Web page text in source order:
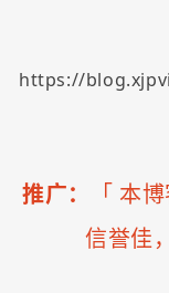
https://
推广： 「 本
信誉佳